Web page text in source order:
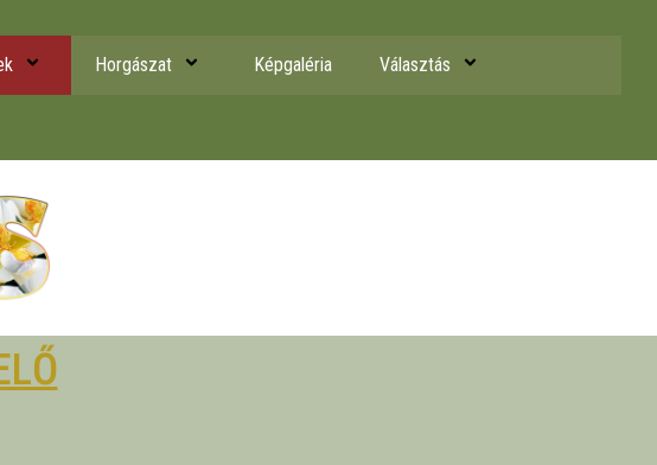
Horgászat Képgaléria Választás